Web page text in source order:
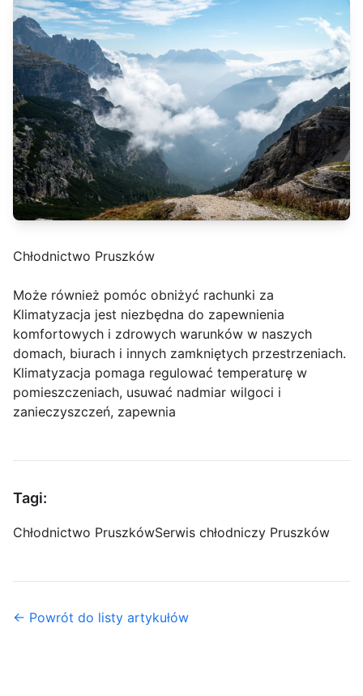
Chłodnictwo Pruszków
Może również pomóc obniżyć rachunki za
Klimatyzacja jest niezbędna do zapewnienia
komfortowych i zdrowych warunków w naszych
domach, biurach i innych zamkniętych przestrzeniach.
Klimatyzacja pomaga regulować temperaturę w
pomieszczeniach, usuwać nadmiar wilgoci i
zanieczyszczeń, zapewnia
Tagi:
Chłodnictwo PruszkówSerwis chłodniczy Pruszków
← Powrót do listy artykułów